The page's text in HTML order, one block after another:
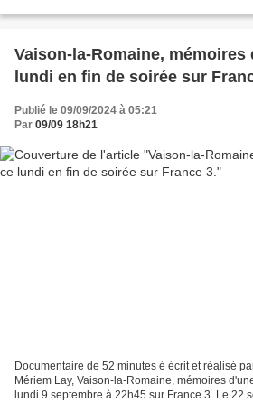
Vaison-la-Romaine, mémoires
lundi en fin de soirée sur
Publié le 09/09/2024 à 05:21
Par 09/09 18h21
Documentaire de 52 minutes é écrit et réalisé
Mériem Lay, Vaison-la-Romaine, mémoires
lundi 9 septembre à 22h45 sur France 3. Le 22